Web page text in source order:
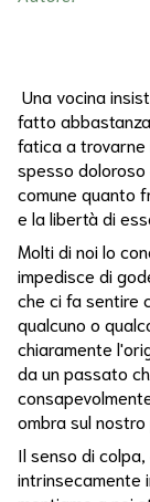
Una vocina
fatto
fatica a trovarne
spesso doloroso
comune quanto
e la libertà di
Molti di noi lo
impedisce di
che ci fa sentire
qualcuno o
chiaramente
da un passato
ombra sul nostro
Il senso di
intrinsecamente
Psicosomatico
Bert
Hellinger
Biodinamica
Bioenergetica
Biografia
Blocco
Emotivo
Buone
Abitudini